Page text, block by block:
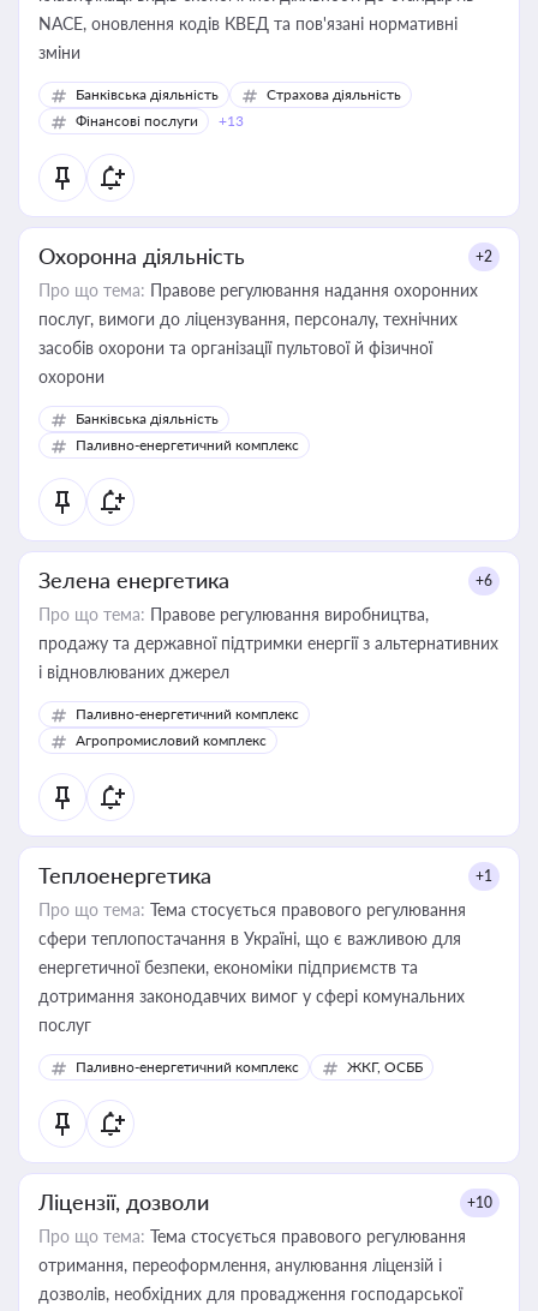
NACE, оновлення кодів КВЕД та пов'язані нормативні
зміни
Банківська діяльність
Страхова діяльність
Фінансові послуги
+13
Охоронна діяльність +2
Про що тема: Правове регулювання надання охоронних
послуг, вимоги до ліцензування, персоналу, технічних
засобів охорони та організації пультової й фізичної
охорони
Банківська діяльність
Паливно-енергетичний комплекс
Зелена енергетика +6
Про що тема: Правове регулювання виробництва,
продажу та державної підтримки енергії з альтернативних
і відновлюваних джерел
Паливно-енергетичний комплекс
Агропромисловий комплекс
Теплоенергетика +1
Про що тема: Тема стосується правового регулювання
сфери теплопостачання в Україні, що є важливою для
енергетичної безпеки, економіки підприємств та
дотримання законодавчих вимог у сфері комунальних
послуг
Паливно-енергетичний комплекс ЖКГ, ОСББ
Ліцензії, дозволи +10
Про що тема: Тема стосується правового регулювання
отримання, переоформлення, анулювання ліцензій і
дозволів, необхідних для провадження господарської